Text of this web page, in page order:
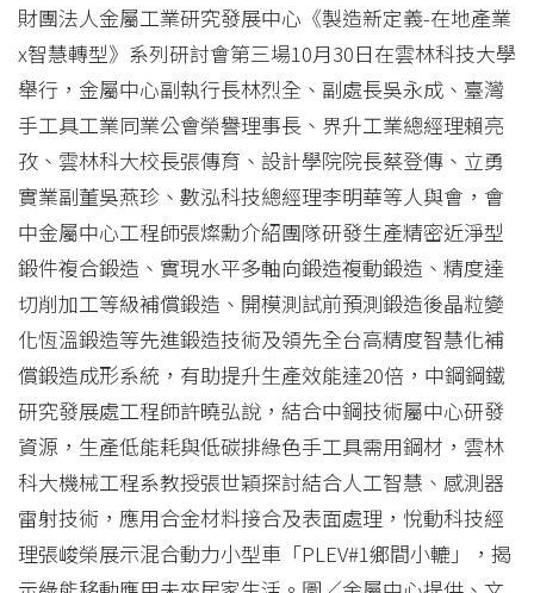
購
物
財團法人金屬工業研究發展中心《製造新定義-在地產業
x智慧轉型》系列研討會第三場10月30日在雲林科技大學
舉行，金屬中心副執行長林烈全、副處長吳永成、臺灣
手工具工業同業公會榮譽理事長、界升工業總經理賴亮
孜、雲林科大校長張傳育、設計學院院長蔡登傳、立勇
實業副董吳燕珍、數泓科技總經理李明華等人與會，會
中金屬中心工程師張燦勳介紹團隊研發生產精密近淨型
鍛件複合鍛造、實現水平多軸向鍛造複動鍛造、精度達
切削加工等級補償鍛造、開模測試前預測鍛造後晶粒變
化恆溫鍛造等先進鍛造技術及領先全台高精度智慧化補
償鍛造成形系統，有助提升生產效能達20倍，中鋼鋼鐵
研究發展處工程師許曉弘說，結合中鋼技術屬中心研發
資源，生產低能耗與低碳排綠色手工具需用鋼材，雲林
科大機械工程系教授張世穎探討結合人工智慧、感測器
雷射技術，應用合金材料接合及表面處理，悅動科技經
理張峻榮展示混合動力小型車「PLEV#1鄉間小轆」，揭